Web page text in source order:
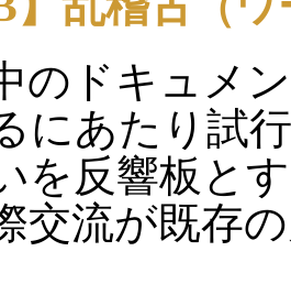
のドキュメ
にあたり試
を反響板と
交流が既存